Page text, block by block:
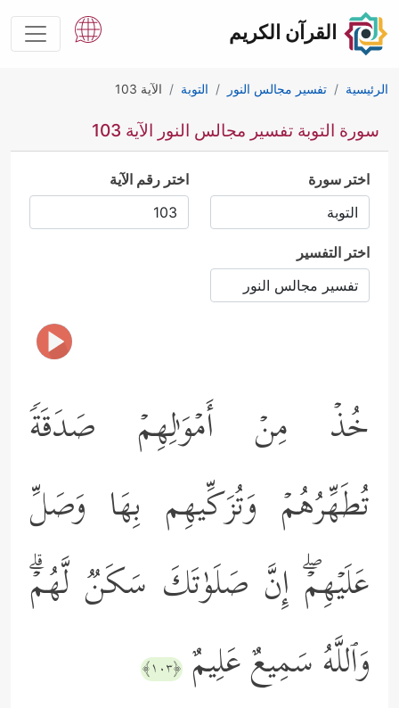
القرآن الكريم
الرئيسية تفسير مجالس النور التوبة الآية 103
سورة التوبة تفسير مجالس النور الآية 103
اختر سورة اختر رقم الآية
اختر التفسير
خُذۡ مِنۡ أَمۡوَ ٰ⁠لِهِمۡ صَدَقَةࣰ
تُطَهِّرُهُمۡ وَتُزَكِّیهِم بِهَا وَصَلِّ
عَلَیۡهِمۡۖ إِنَّ صَلَوٰتَكَ سَكَنࣱ لَّهُمۡۗ
وَٱللَّهُ سَمِیعٌ عَلِیمٌ ﴿١٠٣﴾